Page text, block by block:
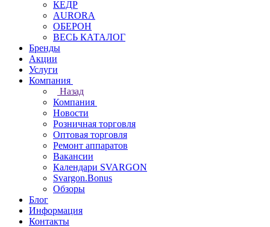
КЕДР
AURORA
ОБЕРОН
ВЕСЬ КАТАЛОГ
Бренды
Акции
Услуги
Компания
Назад
Компания
Новости
Розничная торговля
Оптовая торговля
Ремонт аппаратов
Вакансии
Календари SVARGON
Svargon.Bonus
Обзоры
Блог
Информация
Контакты